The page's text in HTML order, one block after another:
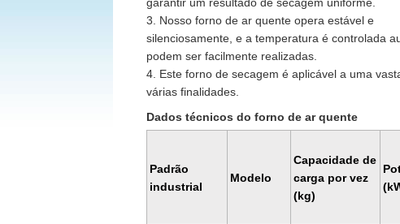
3. Nosso forno de ar quente opera estável e
silenciosamente, e a temperatura é controlada
podem ser facilmente realizadas.
4. Este forno de secagem é aplicável a uma
várias finalidades.
Dados técnicos do forno de ar quente
Padrão
industrial
Modelo
Capacidade de
carga por vez
(kg)